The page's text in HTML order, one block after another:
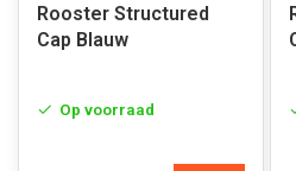
Rooster Structured
Cap Blauw
Op voorraad